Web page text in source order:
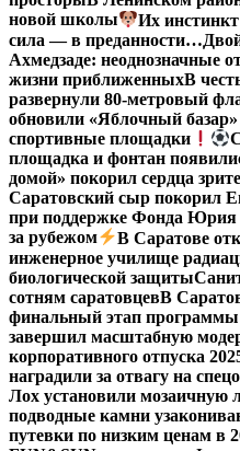
новой школы
Их
сила — в преданности…
Ахмедзаде: неоднозначные
жизни приближенныхВ
развернули 80-метровый
обновили «Яблочный
спортивные площадки
площадка и фонтан
домой» покорил сердца
Саратовский сыр покорил
при поддержке Фонда Юрия
за рубежом
В Саратове
инженерное училище
биологической защиты
сотням саратовцевВ
финальный этап
завершил масштабную
корпоративного отпуска
наградили за отвагу на
Лох установили мозаичную
подводные камни
путевки по низким ценам в